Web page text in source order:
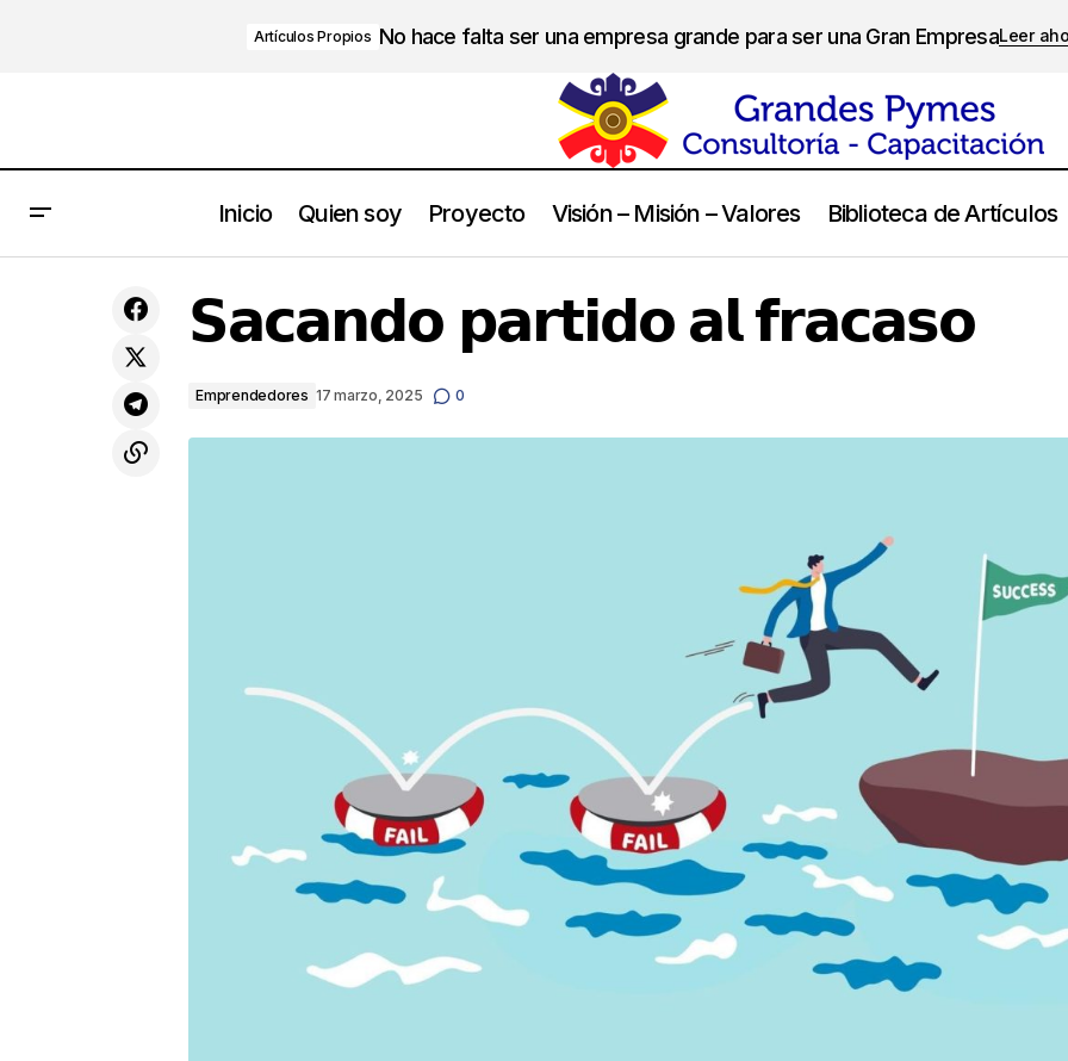
Artículos Propios No hace falta ser una empresa grande para ser una Gran EmpresaLeer
Inicio Quien soy Proyecto Visión – Misión – Valores Biblioteca de Artículos
𝗥𝗼𝗯𝗲𝗿𝘁 𝗞𝗶𝘆𝗼𝘀𝗮𝗸𝗶 𝗦𝗮𝗰𝗮𝗻𝗱𝗼 𝗽𝗮𝗿𝘁𝗶𝗱𝗼 𝗮𝗹 𝗳𝗿𝗮𝗰𝗮𝘀𝗼
𝗦𝗮𝗰𝗮𝗻𝗱𝗼 𝗽𝗮𝗿𝘁𝗶𝗱𝗼 𝗮𝗹 𝗳𝗿𝗮𝗰𝗮𝘀𝗼
Emprendedores 17 marzo, 2025 0